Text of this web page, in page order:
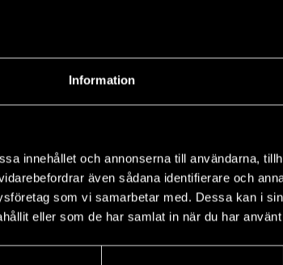
Information
innehållet och annonserna till användarna,
även sådana identifierare och
som vi samarbetar med. Dessa kan i
eller som de har samlat in när du har
romance are maximized or minimized.
Advice for Considerate Play appendix.